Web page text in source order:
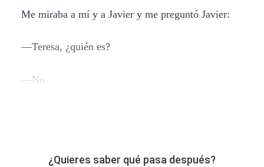
Me miraba a mí y a Javier y me preguntó Javier:
—Teresa, ¿quién es?
—No
¿Quieres saber qué pasa después?